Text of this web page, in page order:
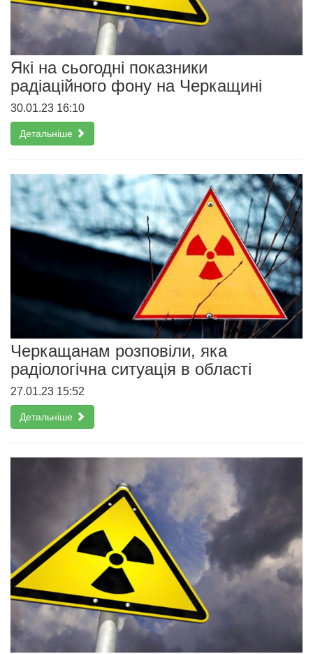
Які на сьогодні показники
радіаційного фону на Черкащині
30.01.23 16:10
Детальніше
Черкащанам розповіли, яка
радіологічна ситуація в області
27.01.23 15:52
Детальніше